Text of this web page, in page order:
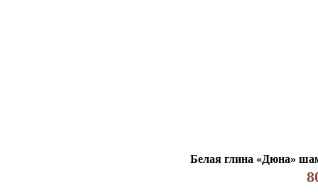
Белая глина «Дюна»